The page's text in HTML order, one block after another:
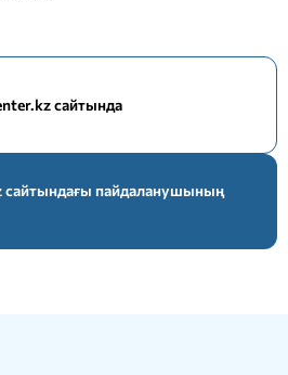
сайтында
сайтындағы пайдаланушының